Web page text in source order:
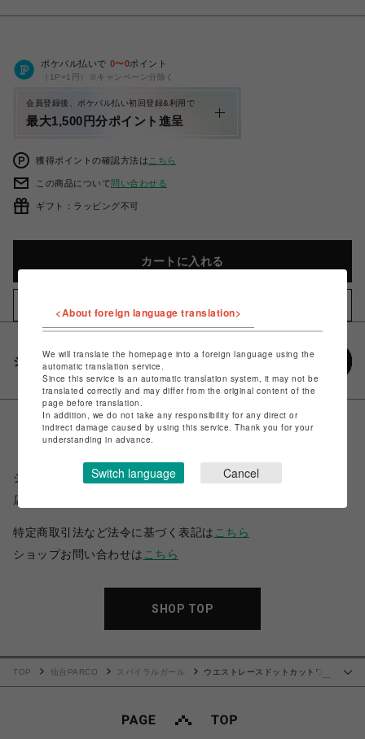
ポケパル払いで 0〜0ポイント
（1P=1円）※キャンペーン分除く
会員登録後、ポケパル払い初回登録&利用で
最大1,500円分ポイント進呈
獲得ポイントの確認方法は こちら
この商品について問い合わせる
ギフト：ラッピング不可
カートに入れる
シェアする
ショップ名
スパイラルガール
店舗名
特定商取引法など法令に基づく表記は こちら
ショップお問い合わせは こちら
SHOP TOP
TOP 仙台PARCO スパイラルガール
ウエストレースドットカットワン
<About foreign language translation>
We will translate the homepage into a foreign language using the
automatic translation service.
Since this service is an automatic translation system, it may not be
translated correctly and may differ from the original content of the
page before translation.
In addition, we do not take any responsibility for any direct or
indirect damage caused by using this service. Thank you for your
understanding in advance.
Switch language Cancel